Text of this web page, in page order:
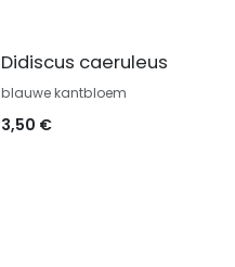
Didiscus caeruleus
blauwe kantbloem
3,50 €